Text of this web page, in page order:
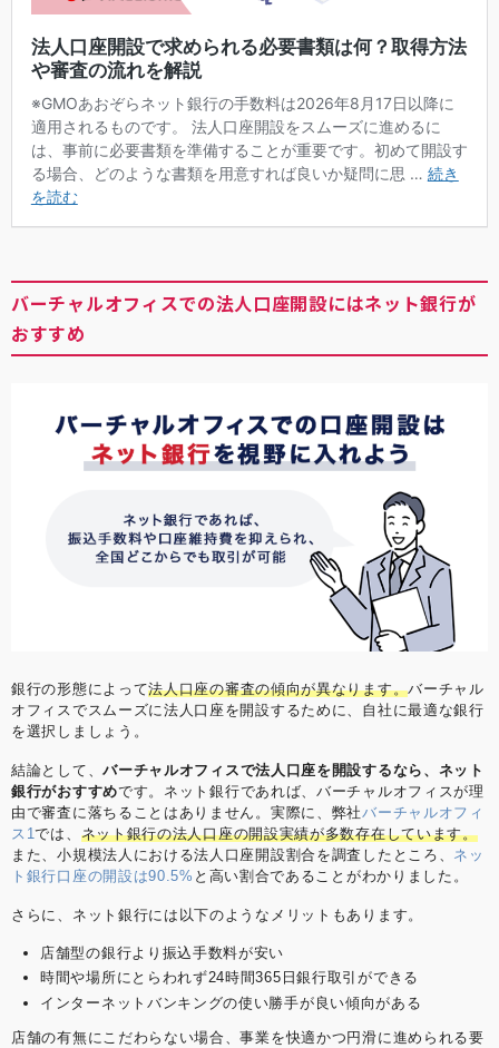
バーチャルオフィスでの法人口座開設にはネット銀行が
おすすめ
銀行の形態によって法人口座の審査の傾向が異なります。バーチャル
オフィスでスムーズに法人口座を開設するために、自社に最適な銀行
を選択しましょう。
結論として、バーチャルオフィスで法人口座を開設するなら、ネット
銀行がおすすめです。ネット銀行であれば、バーチャルオフィスが理
由で審査に落ちることはありません。実際に、弊社バーチャルオフィ
ス1では、 ネット銀行の法人口座の開設実績が多数存在しています。
また、小規模法人における法人口座開設割合を調査したところ、 ネッ
ト銀行口座の開設は90.5% と高い割合であることがわかりました。
さらに、ネット銀行には以下のようなメリットもあります。
店舗型の銀行より振込手数料が安い
時間や場所にとらわれず24時間365日銀行取引ができる
インターネットバンキングの使い勝手が良い傾向がある
店舗の有無にこだわらない場合、事業を快適かつ円滑に進められる要